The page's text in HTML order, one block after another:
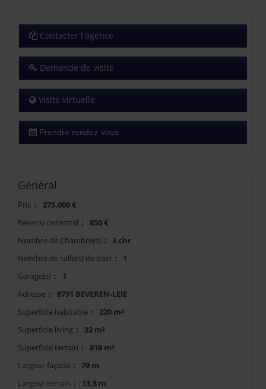
Contacter l'agence
Demande de visite
Visite virtuelle
Prendre rendez-vous
Général
Prix :
275.000 €
Revenu cadastral :
850 €
Nombre de Chambre(s) :
3 chr
Nombre de salle(s) de bain :
1
Garage(s) :
1
Adresse :
8791 BEVEREN-LEIE
Superficie habitable :
220 m²
Superficie living :
32 m²
Superficie terrain :
818 m²
Largeur façade :
79 m
Largeur terrain : 13,8 m